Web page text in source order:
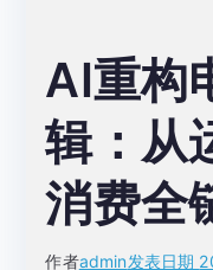
AI重构
辑：从
消费全
作者admin发表日期